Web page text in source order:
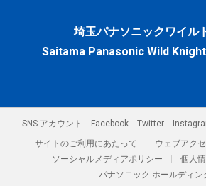
埼玉パナソニックワイル
Saitama Panasonic Wild
SNS アカウント Facebook Twitter
サイトのご利用にあたって
ウェブアク
ソーシャルメディアポリシー
個人
パナソニック ホールディン